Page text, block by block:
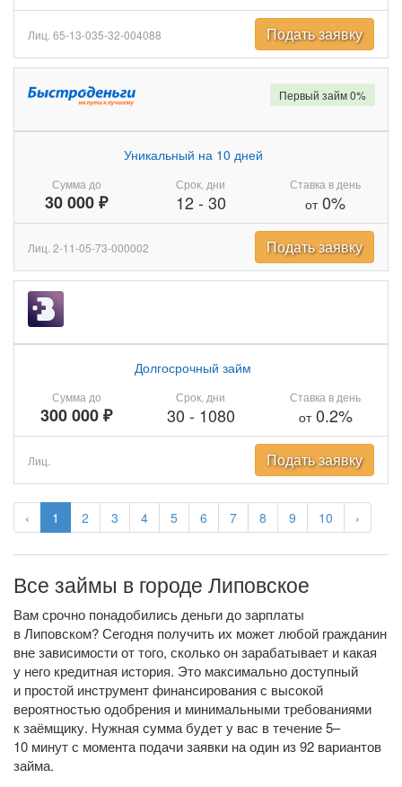
‹ 1 2 3 4 5 6 7 8 9 10 ›
Лиц. 65-13-035-32-004088 Подать заявку
Сумма до
30 000 ₽
Уникальный на 10 дней
Срок, дни
12- 30
Ставка в день
от0%
Первый займ 0%
Лиц. 2-11-05-73-000002 Подать заявку
Сумма до
300 000 ₽
Долгосрочный займ
Срок, дни
30 - 1080
Ставка в день
от0.2%
Лиц. Подать заявку
Все займы в городе Липовское
Вам срочно понадобились деньги до зарплаты
в Липовском? Сегодня получить их может любой гражданин
вне зависимости от того, сколько он зарабатывает и какая
у него кредитная история. Это максимально доступный
и простой инструмент финансирования с высокой
вероятностью одобрения и минимальными требованиями
к заёмщику. Нужная сумма будет у вас в течение 5–
10 минут с момента подачи заявки на один из 92 вариантов
займа.